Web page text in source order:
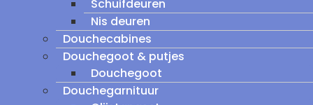
Schuifdeuren
Nis deuren
Douchecabines
Douchegoot & putjes
Douchegoot
Douchegarnituur